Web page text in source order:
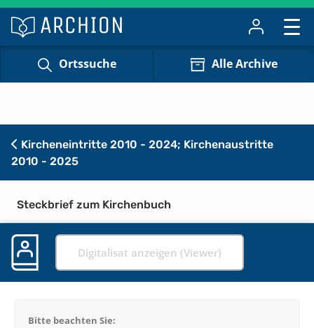
Ortssuche Alle Archive
Kircheneintritte 2010 - 2024; Kirchenaustritte
2010 - 2025
Steckbrief zum Kirchenbuch
Digitalisat anzeigen (Viewer)
Bitte beachten Sie: